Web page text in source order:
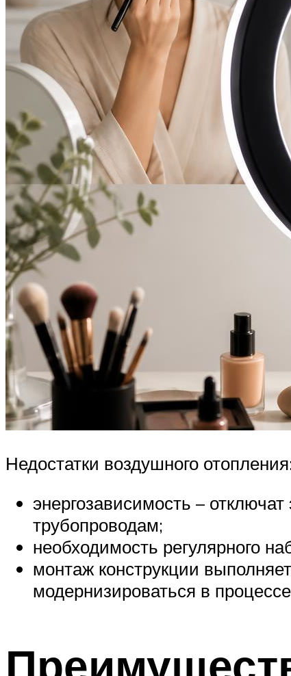
Недостатки воздушного
энергозависимость –
трубопроводам;
необходимость регулярного
монтаж конструкции
модернизироваться в